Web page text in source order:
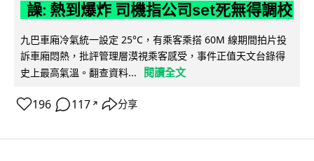
譟: 熱到爆炸 司機指公司set死無得調校
九巴車廂冷氣統一設定 25°C，有乘客乘搭 60M 線期間拍片投
訴車廂悶熱，批評管理層漠視乘客感受，事件正值天文台錄得
史上最高氣溫。翻查資料...
閱讀全文
196 117 ↗ 分享